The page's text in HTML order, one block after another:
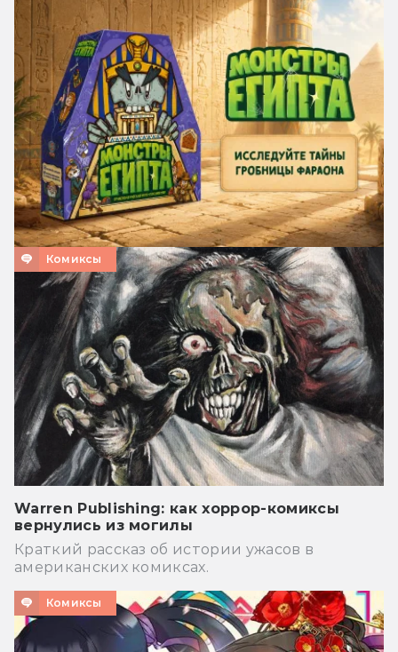
Комиксы
Warren Publishing: как хоррор-комиксы
вернулись из могилы
Краткий рассказ об истории ужасов в
американских комиксах.
Комиксы